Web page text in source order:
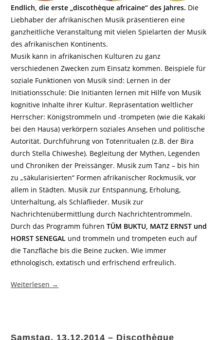
Endlich, die erste „discothèque africaine“ des Jahres. Die
Liebhaber der afrikanischen Musik präsentieren eine
ganzheitliche Veranstaltung mit vielen Spielarten der Musik
des afrikanischen Kontinents.
Musik kann in afrikanischen Kulturen zu ganz
verschiedenen Zwecken zum Einsatz kommen. Beispiele für
soziale Funktionen von Musik sind: Lernen in der
Initiationsschule: Die Initianten lernen mit Hilfe von Musik
kognitive Inhalte ihrer Kultur. Repräsentation weltlicher
Herrscher: Königstrommeln und -trompeten (wie die Kakaki
bei den Hausa) verkörpern soziales Ansehen und politische
Autorität. Durchführung von Totenritualen (z.B. der Bira
durch Stella Chiweshe). Begleitung der Mythen, Legenden
und Chroniken der Preissänger. Musik zum Tanz – bis hin
zu „säkularisierten“ Formen afrikanischer Rockmusik, vor
allem in Städten. Musik zur Entspannung, Erholung,
Unterhaltung, als Schlaflieder. Musik zur
Nachrichtenübermittlung durch Nachrichtentrommeln.
Durch das Programm führenTÜM BUKTU, MATZ ERNST und
HORST SENEGAL und trommeln und trompeten euch auf
die Tanzfläche bis die Beine zucken. Wie immer
ethnologisch, extatisch und erfrischend erfreulich.
Weiterlesen →
Samstag, 13.12.2014 – Discothèque